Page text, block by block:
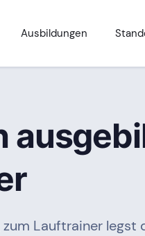
Ausbildungen
Lauftrainer legst